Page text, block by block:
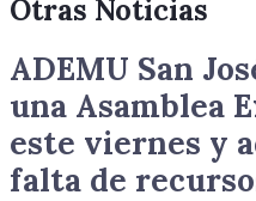
Otras Noticias
ADEMU San
una Asamblea
este viernes y
falta de